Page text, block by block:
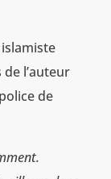
l’auteur
de